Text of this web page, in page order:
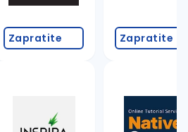
Zapratite Zapratite